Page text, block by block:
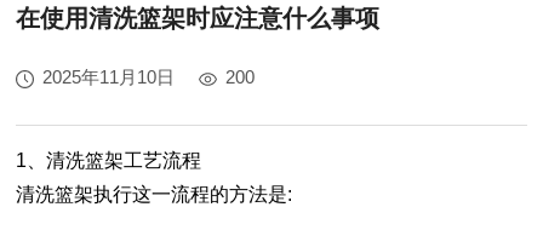
在使用清洗篮架时应注意什么事项
2025年11月10日 200
1、清洗篮架工艺流程
清洗篮架执行这一流程的方法是: